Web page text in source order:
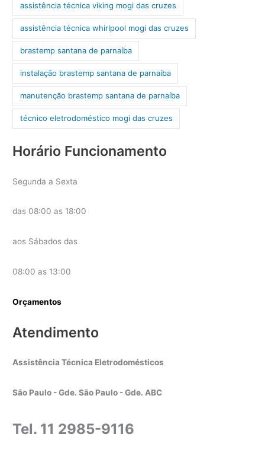
assistência técnica viking mogi das cruzes
assistência técnica whirlpool mogi das cruzes
brastemp santana de parnaíba
instalação brastemp santana de parnaíba
manutenção brastemp santana de parnaíba
técnico eletrodoméstico mogi das cruzes
Horário Funcionamento
Segunda a Sexta
das 08:00 as 18:00
aos Sábados das
08:00 as 13:00
Orçamentos
Atendimento
Assistência Técnica Eletrodomésticos
São Paulo - Gde. São Paulo - Gde. ABC
Tel. 11 2985-9116